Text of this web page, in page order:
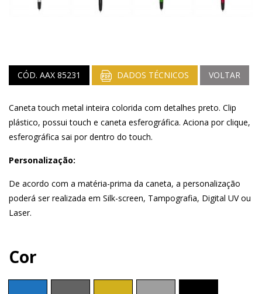
CÓD. AAX 85231 DADOS TÉCNICOS VOLTAR
Caneta touch metal inteira colorida com detalhes preto. Clip
plástico, possui touch e caneta esferográfica. Aciona por clique,
esferográfica sai por dentro do touch.
Personalização:
De acordo com a matéria-prima da caneta, a personalização
poderá ser realizada em Silk-screen, Tampografia, Digital UV ou
Laser.
Cor